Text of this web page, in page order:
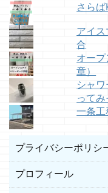
さら
アイ
合
オー
章）
シャ
ってみ
一条
プライバシーポリシ
プロフィール